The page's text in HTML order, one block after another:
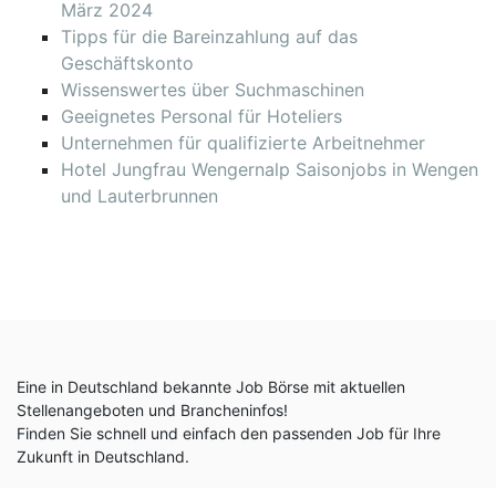
März 2024
Tipps für die Bareinzahlung auf das
Geschäftskonto
Wissenswertes über Suchmaschinen
Geeignetes Personal für Hoteliers
Unternehmen für qualifizierte Arbeitnehmer
Hotel Jungfrau Wengernalp Saisonjobs in Wengen
und Lauterbrunnen
Eine in Deutschland bekannte Job Börse mit aktuellen
Stellenangeboten und Brancheninfos!
Finden Sie schnell und einfach den passenden Job für Ihre
Zukunft in Deutschland.